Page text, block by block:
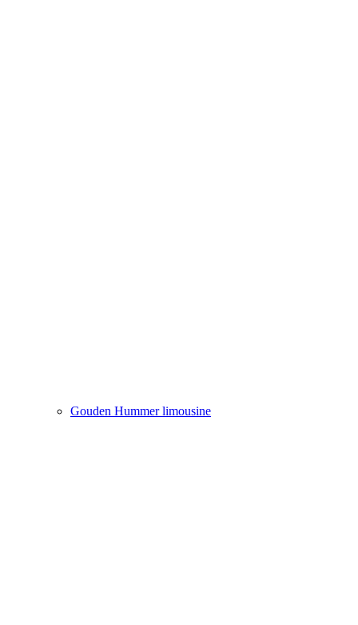
Gouden Hummer limousine